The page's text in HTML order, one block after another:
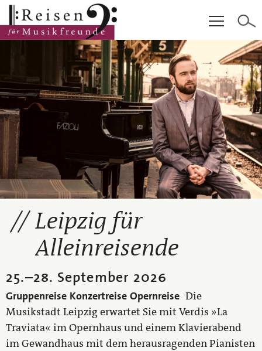
Hauptinhalt Fußzeile Cookie-Einstellungen
Leipzig für
Alleinreisende
25.–28. September 2026
Gruppenreise Konzertreise Opernreise Die
Musikstadt Leipzig erwartet Sie mit Verdis »La
Traviata« im Opernhaus und einem Klavierabend
im Gewandhaus mit dem herausragenden Pianisten